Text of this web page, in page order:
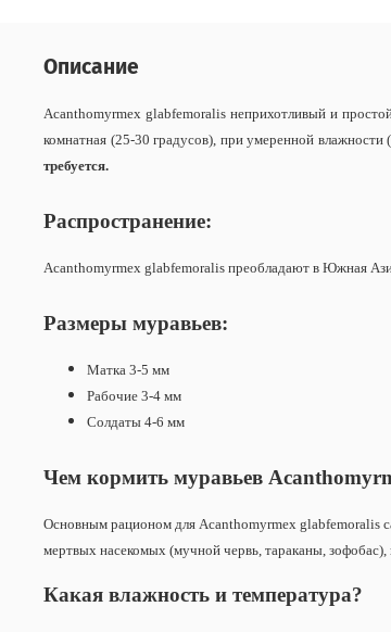
Описание
Acanthomyrmex glabfemoralis неприхотливый и
комнатная (25-30 градусов), при умеренной
требуется.
Распространение:
Acanthomyrmex glabfemoralis преобладают в Южная
Размеры муравьев:
Матка 3-5 мм
Рабочие 3-4 мм
Солдаты 4-6 мм
Чем кормить муравьев
Основным рационом для Acanthomyrmex glabfemoralis
мертвых насекомых (мучной червь, тараканы,
Какая влажность и температура?